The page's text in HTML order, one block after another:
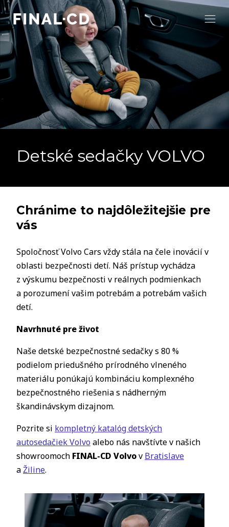
Detské sedačky VOLVO
Chránime to najdôležitejšie pre
vás
Spoločnosť Volvo Cars vždy stála na čele inovácií v
oblasti bezpečnosti detí. Náš prístup vychádza
z výskumu bezpečnosti v reálnych podmienkach
a porozumení vašim potrebám a potrebám vašich
detí.
Navrhnuté pre život
Naše detské bezpečnostné sedačky s 80 %
podielom priedušného prírodného vlneného
materiálu ponúkajú kombináciu komplexného
bezpečnostného riešenia s nádherným
škandinávskym dizajnom.
Pozrite si kompletný katalóg detských
autosedačiek Volvo alebo nás navštívte v našich
showroomoch FINAL-CD Volvov Bratislave
aŽiline.